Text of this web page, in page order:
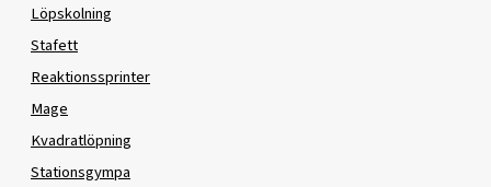
Löpskolning
Stafett
Reaktionssprinter
Mage
Kvadratlöpning
Stationsgympa